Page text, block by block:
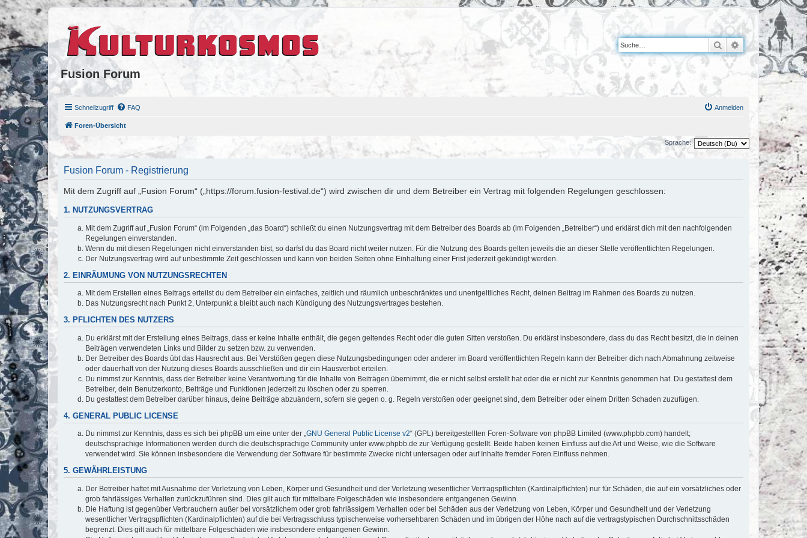
Fusion Forum
Suche Erweiterte Suche
Schnellzugriff FAQ Anmelden
Foren-Übersicht
Sprache:
Fusion Forum - Registrierung
Mit dem Zugriff auf „Fusion Forum“ („https://forum.fusion-festival.de“) wird zwischen dir und dem Betreiber ein Vertrag mit folgenden Regelungen geschlossen:
1. NUTZUNGSVERTRAG
Mit dem Zugriff auf „Fusion Forum“ (im Folgenden „das Board“) schließt du einen Nutzungsvertrag mit dem Betreiber des Boards ab (im Folgenden „Betreiber“) und erklärst dich mit den nachfolgenden
Regelungen einverstanden.
Wenn du mit diesen Regelungen nicht einverstanden bist, so darfst du das Board nicht weiter nutzen. Für die Nutzung des Boards gelten jeweils die an dieser Stelle veröffentlichten Regelungen.
Der Nutzungsvertrag wird auf unbestimmte Zeit geschlossen und kann von beiden Seiten ohne Einhaltung einer Frist jederzeit gekündigt werden.
2. EINRÄUMUNG VON NUTZUNGSRECHTEN
Mit dem Erstellen eines Beitrags erteilst du dem Betreiber ein einfaches, zeitlich und räumlich unbeschränktes und unentgeltliches Recht, deinen Beitrag im Rahmen des Boards zu nutzen.
Das Nutzungsrecht nach Punkt 2, Unterpunkt a bleibt auch nach Kündigung des Nutzungsvertrages bestehen.
3. PFLICHTEN DES NUTZERS
Du erklärst mit der Erstellung eines Beitrags, dass er keine Inhalte enthält, die gegen geltendes Recht oder die guten Sitten verstoßen. Du erklärst insbesondere, dass du das Recht besitzt, die in deinen
Beiträgen verwendeten Links und Bilder zu setzen bzw. zu verwenden.
Der Betreiber des Boards übt das Hausrecht aus. Bei Verstößen gegen diese Nutzungsbedingungen oder anderer im Board veröffentlichten Regeln kann der Betreiber dich nach Abmahnung zeitweise
oder dauerhaft von der Nutzung dieses Boards ausschließen und dir ein Hausverbot erteilen.
Du nimmst zur Kenntnis, dass der Betreiber keine Verantwortung für die Inhalte von Beiträgen übernimmt, die er nicht selbst erstellt hat oder die er nicht zur Kenntnis genommen hat. Du gestattest dem
Betreiber, dein Benutzerkonto, Beiträge und Funktionen jederzeit zu löschen oder zu sperren.
Du gestattest dem Betreiber darüber hinaus, deine Beiträge abzuändern, sofern sie gegen o. g. Regeln verstoßen oder geeignet sind, dem Betreiber oder einem Dritten Schaden zuzufügen.
4. GENERAL PUBLIC LICENSE
Du nimmst zur Kenntnis, dass es sich bei phpBB um eine unter der „GNU General Public License v2“ (GPL) bereitgestellten Foren-Software von phpBB Limited (www.phpbb.com) handelt;
deutschsprachige Informationen werden durch die deutschsprachige Community unter www.phpbb.de zur Verfügung gestellt. Beide haben keinen Einfluss auf die Art und Weise, wie die Software
verwendet wird. Sie können insbesondere die Verwendung der Software für bestimmte Zwecke nicht untersagen oder auf Inhalte fremder Foren Einfluss nehmen.
5. GEWÄHRLEISTUNG
Der Betreiber haftet mit Ausnahme der Verletzung von Leben, Körper und Gesundheit und der Verletzung wesentlicher Vertragspflichten (Kardinalpflichten) nur für Schäden, die auf ein vorsätzliches oder
grob fahrlässiges Verhalten zurückzuführen sind. Dies gilt auch für mittelbare Folgeschäden wie insbesondere entgangenen Gewinn.
Die Haftung ist gegenüber Verbrauchern außer bei vorsätzlichem oder grob fahrlässigem Verhalten oder bei Schäden aus der Verletzung von Leben, Körper und Gesundheit und der Verletzung
wesentlicher Vertragspflichten (Kardinalpflichten) auf die bei Vertragsschluss typischerweise vorhersehbaren Schäden und im übrigen der Höhe nach auf die vertragstypischen Durchschnittsschäden
begrenzt. Dies gilt auch für mittelbare Folgeschäden wie insbesondere entgangenen Gewinn.